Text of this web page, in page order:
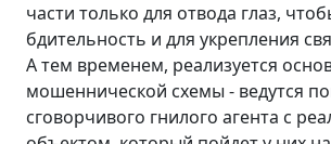
части только для отвода глаз,
бдительность и для укрепления
А тем временем, реализуется
мошеннической схемы - ведутся
сговорчивого гнилого агента с